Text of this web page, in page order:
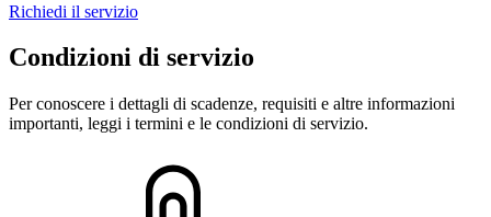
Richiedi il servizio
Condizioni di servizio
Per conoscere i dettagli di scadenze, requisiti e altre informazioni
importanti, leggi i termini e le condizioni di servizio.